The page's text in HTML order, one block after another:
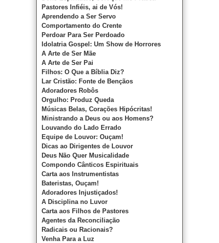
Pastores Infiéis, ai de Vós!
Aprendendo a Ser Servo
Comportamento do Crente
Perdoar Para Ser Perdoado
Idolatria Gospel: Um Show de Horrores
A Arte de Ser Mãe
A Arte de Ser Pai
Filhos: O Que a Bíblia Diz?
Lar Cristão: Fonte de Bençãos
Adoradores Robôs
Orgulho: Produz Queda
Músicas Belas, Corações Hipócritas!
Ministrando a Deus ou aos Homens?
Louvando do Lado Errado
Equipe de Louvor: Ouçam!
Dicas ao Dirigentes de Louvor
Deus Não Quer Musicalidade
Compondo Cânticos Espirituais
Carta aos Instrumentistas
Bateristas, Ouçam!
Adoradores Injustiçados!
A Disciplina no Luvor
Carta aos Filhos de Pastores
Agentes da Reconciliação
Radicais ou Racionais?
Venha Para a Luz